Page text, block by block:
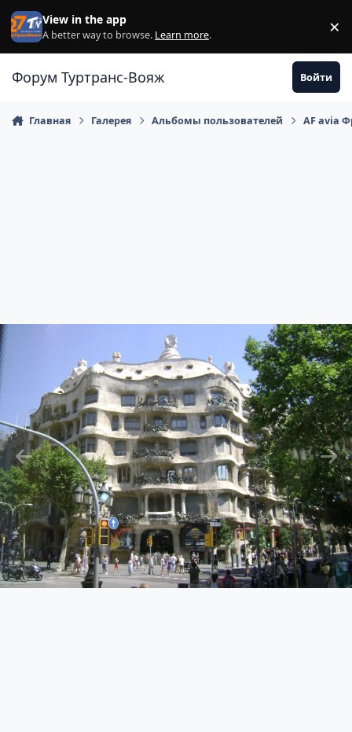
Перейти к содержанию
View in the app
A better way to browse. Learn more. ×
Форум Туртранс-Вояж Войти
Главная Галерея Альбомы пользователей AF avia